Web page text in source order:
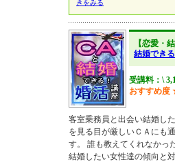
きをみる
【恋愛・
結婚でき
受講料：\
おすすめ度
客室乗務員と出会い結婚し
を見る目が厳しいＣＡにも
す。 誰も教えてくれなかっ
結婚したい女性達の傾向と